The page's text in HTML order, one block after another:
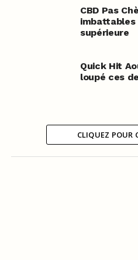
CBD Pas
supérieure
Quick Hit
loupé ces
CLIQUEZ POUR